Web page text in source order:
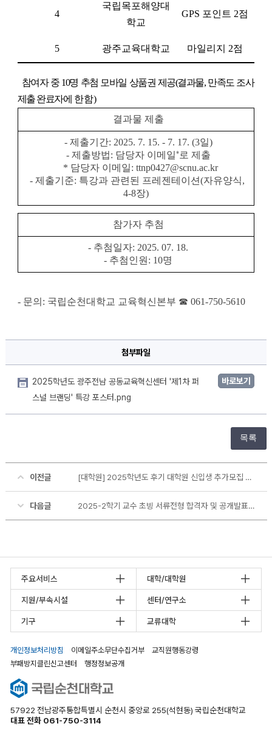
4
국립목포해양대
학교
GPS 포인트 2점
5 광주교육대학교 마일리지 2점
참여자 중 10명 추첨 모바일 상품권 제공(결과물, 만족도 조사
제출 완료자에 한함)
결과물 제출
- 제출기간: 2025. 7. 15. - 7. 17. (3일)
- 제출방법: 담당자 이메일*로 제출
* 담당자 이메일: ttnp0427@scnu.ac.kr
- 제출기준: 특강과 관련된 프레젠테이션(자유양식,
4-8장)
참가자 추첨
- 추첨일자: 2025. 07. 18.
- 추첨인원: 10명
- 문의: 국립순천대학교 교육혁신본부 ☎ 061-750-5610
첨부파일
2025학년도 광주전남 공동교육혁신센터 '제1차 퍼
스널 브랜딩' 특강 포스터.png
바로보기
목록
이전글 [대학원] 2025학년도 후기 대학원 신입생 추가모집 안내
다음글 2025-2학기 교수 초빙 서류전형 합격자 및 공개발표심사 일정 공고
주요서비스 대학/대학원
지원/부속시설 센터/연구소
기구 교류대학
개인정보처리방침 이메일주소무단수집거부
교직원행동강령
부패방지클린신고센터
행정정보공개
57922 전남광주통합특별시 순천시 중앙로 255(석현동) 국립순천대학교
대표 전화 061-750-3114